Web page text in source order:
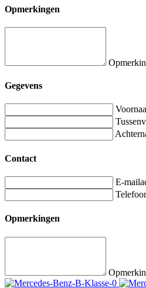
Opmerkingen
Gegevens
Contact
E-
Opmerkingen